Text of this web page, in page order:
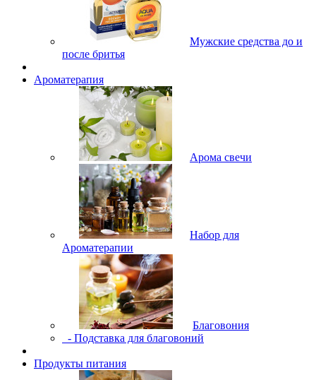
Мужские средства до и
после бритья
Ароматерапия
Арома свечи
Набор для
Ароматерапии
Благовония
- Подставка для благовоний
Продукты питания